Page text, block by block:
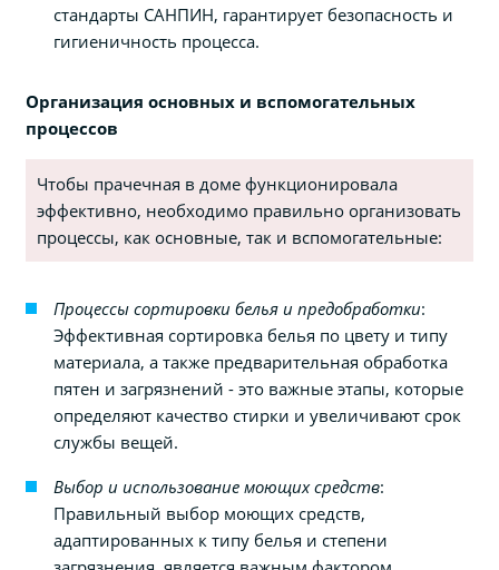
стандарты САНПИН, гарантирует безопасность и
гигиеничность процесса.
Организация основных и вспомогательных
процессов
Чтобы прачечная в доме функционировала
эффективно, необходимо правильно организовать
процессы, как основные, так и вспомогательные:
Процессы сортировки белья и предобработки:
Эффективная сортировка белья по цвету и типу
материала, а также предварительная обработка
пятен и загрязнений - это важные этапы, которые
определяют качество стирки и увеличивают срок
службы вещей.
Выбор и использование моющих средств:
Правильный выбор моющих средств,
адаптированных к типу белья и степени